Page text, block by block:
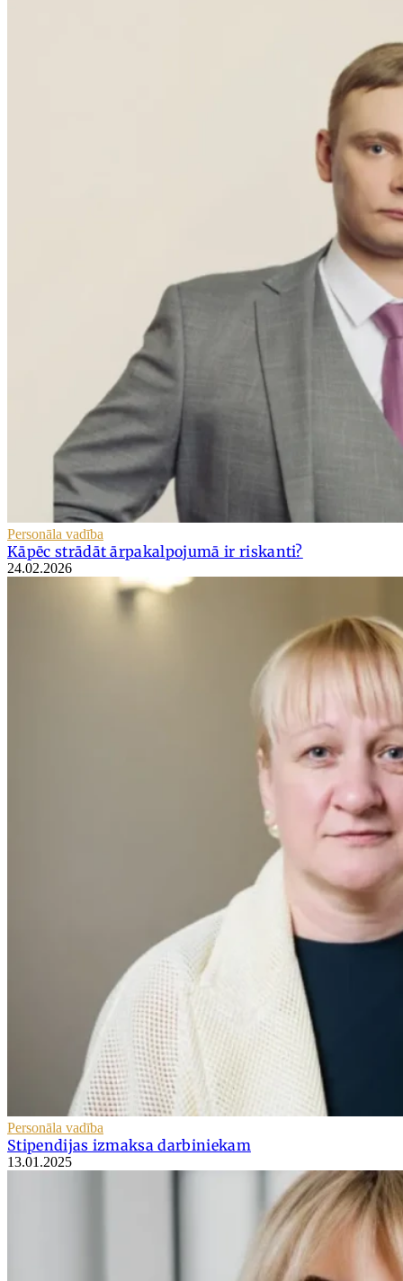
Personāla vadība
Kāpēc strādāt ārpakalpojumā ir riskanti?
24.02.2026
Personāla vadība
Stipendijas izmaksa darbiniekam
13.01.2025